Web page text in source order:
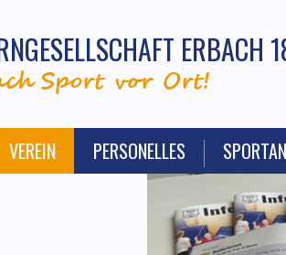
ERBACH
Sport vor Ort!
VEREIN PERSONELLES